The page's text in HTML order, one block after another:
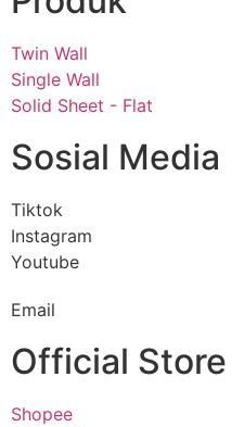
Twin Wall
Single Wall
Solid Sheet - Flat
Sosial Media
Tiktok
Instagram
Youtube
Email
Official Store
Shopee